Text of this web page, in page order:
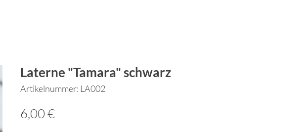
Laterne "Tamara" schwarz
Artikelnummer: LA002
6,00 €Preis